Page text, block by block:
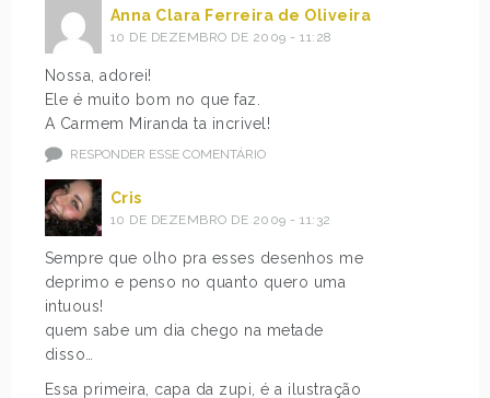
Anna Clara Ferreira de Oliveira
10 DE DEZEMBRO DE 2009 - 11:28
Nossa, adorei!
Ele é muito bom no que faz.
A Carmem Miranda ta incrivel!
RESPONDER ESSE COMENTÁRIO
Cris
10 DE DEZEMBRO DE 2009 - 11:32
Sempre que olho pra esses desenhos me
deprimo e penso no quanto quero uma
intuous!
quem sabe um dia chego na metade
disso…
Essa primeira, capa da zupi, é a ilustração